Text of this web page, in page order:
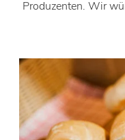
Produzenten. Wir